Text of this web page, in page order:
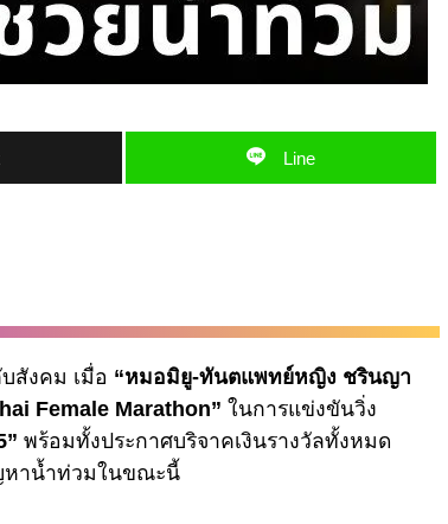
Line
สังคม เมื่อ “หมอมิยู-ทันตแพทย์หญิง ชรินญา
Female Marathon” ในการแข่งขันวิ่ง
พร้อมทั้งประกาศบริจาคเงินรางวัลทั้งหมด
หาน้ำท่วมในขณะนี้